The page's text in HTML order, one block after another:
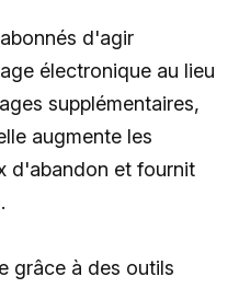
d'agir
électronique au lieu
supplémentaires,
augmente les
d'abandon et fournit
grâce à des outils